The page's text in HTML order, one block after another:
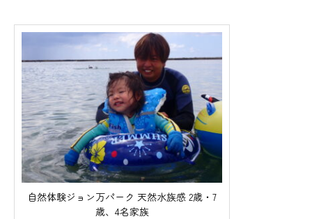
自然体験ジョン万パーク 天然水族感 2歳・7
歳、4名家族